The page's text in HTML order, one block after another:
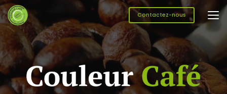
Aller
au
contenu
principal
Contactez-nous